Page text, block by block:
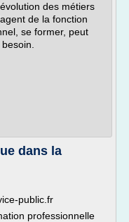
des métiers
de la fonction
se former, peut
dans la
public.fr
professionnelle